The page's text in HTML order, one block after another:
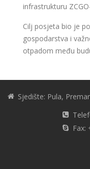
infrastrukturu
Cilj posjeta bio je
gospodarstva i
otpadom među
Sjedište: Pula,
Fax: